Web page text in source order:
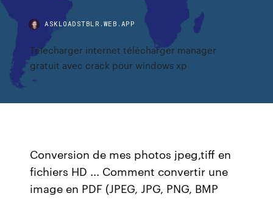
ASKLOADSTBLR.WEB.APP
Telecharger internet télécharger manager
gratuit avec crack pour windows xp
Conversion de mes photos jpeg,tiff en
fichiers HD ... Comment convertir une
image en PDF (JPEG, JPG, PNG, BMP